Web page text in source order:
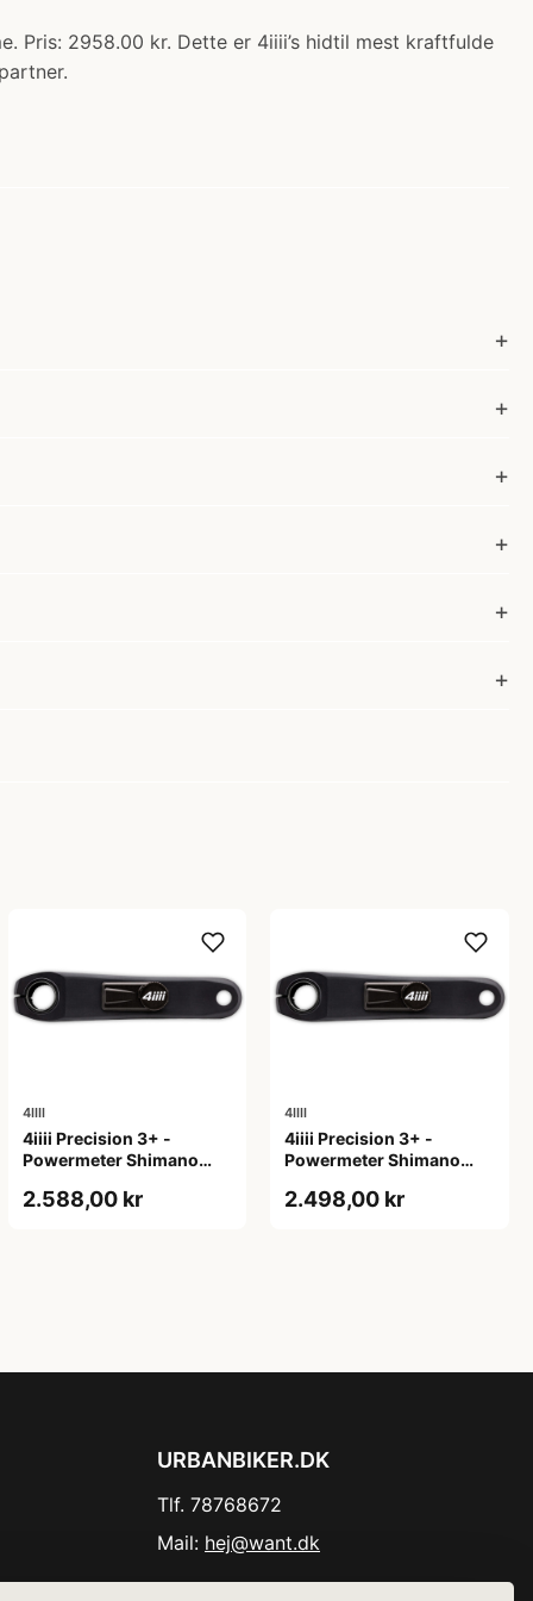
Pris: 2958.00 kr. Dette er 4iiii’s hidtil mest kraftfulde
4IIII
4iiii Precision 3+ -
Powermeter Shimano
165mm
2.588,00 kr
4IIII
4iiii Precision 3+ -
Powermeter Shimano
170mm
2.498,00 kr
URBANBIKER.DK
Tlf. 78768672
Mail: hej@want.dk